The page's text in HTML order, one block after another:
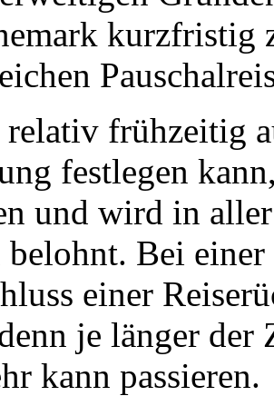
kurzfristig
relativ frühzeitig
festlegen
und wird in
belohnt. Bei
einer
je länger
kann passieren.